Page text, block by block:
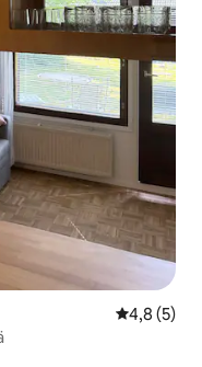
Évaluation
4,8 (5)